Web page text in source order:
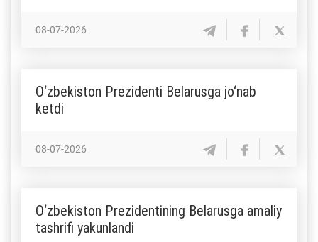
08-07-2026
O‘zbekiston Prezidenti Belarusga jo‘nab
ketdi
08-07-2026
O‘zbekiston Prezidentining Belarusga amaliy
tashrifi yakunlandi